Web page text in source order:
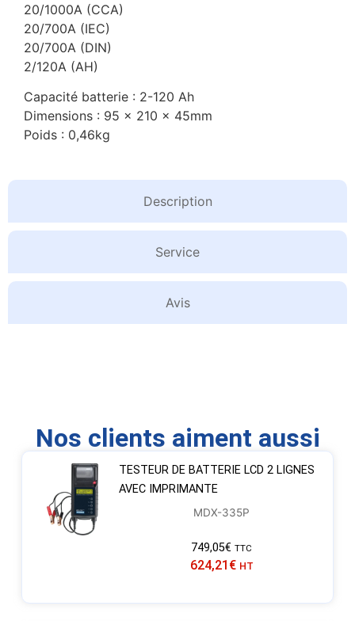
Description
Service
Avis
20/1000A (CCA)
20/700A (IEC)
20/700A (DIN)
2/120A (AH)
Capacité batterie : 2-120 Ah
Dimensions : 95 x 210 x 45mm
Poids : 0,46kg
Nos clients aiment aussi
TESTEUR DE BATTERIE LCD 2 LIGNES
AVEC IMPRIMANTE
MDX-335P
749,05€ TTC
624,21 € HT